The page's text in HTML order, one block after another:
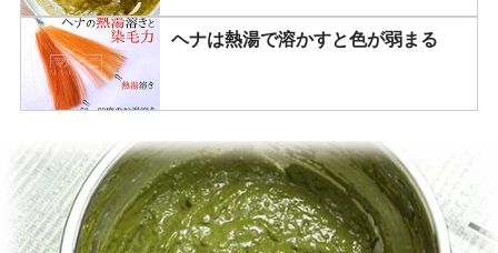
ヘナは熱湯で溶かすと色が弱まる